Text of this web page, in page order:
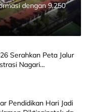
dengan 9.250
Serahkan Peta Jalur
Nagari
Pendidikan Hari Jadi